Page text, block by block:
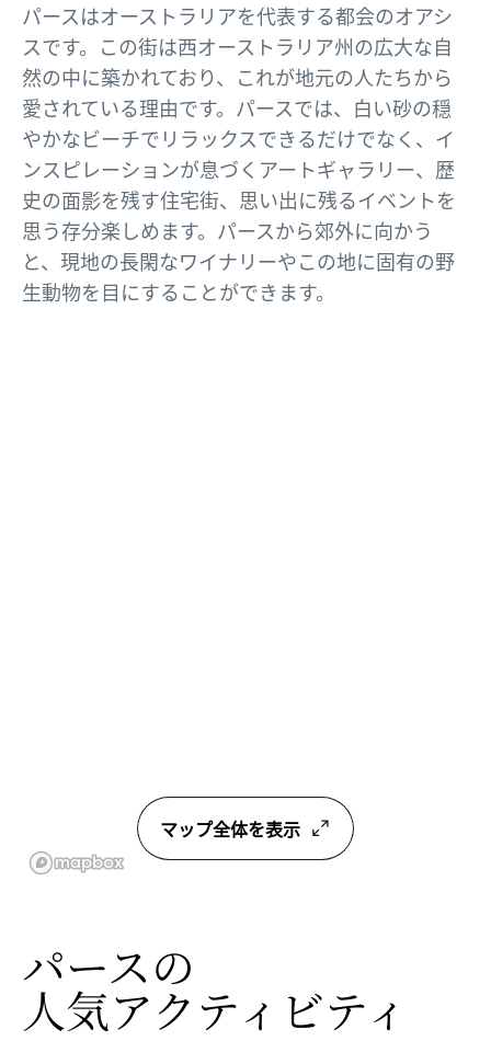
パースはオーストラリアを代表する都会のオアシ
スです。この街は西オーストラリア州の広大な自
然の中に築かれており、これが地元の人たちから
愛されている理由です。パースでは、白い砂の穏
やかなビーチでリラックスできるだけでなく、イ
ンスピレーションが息づくアートギャラリー、歴
史の面影を残す住宅街、思い出に残るイベントを
思う存分楽しめます。パースから郊外に向かう
と、現地の長閑なワイナリーやこの地に固有の野
生動物を目にすることができます。
マップ全体を表示
パースの
人気アクティビティ